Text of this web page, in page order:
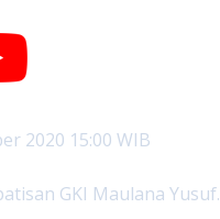
2020 15:00 WIB
GKI Maulana Yusuf.